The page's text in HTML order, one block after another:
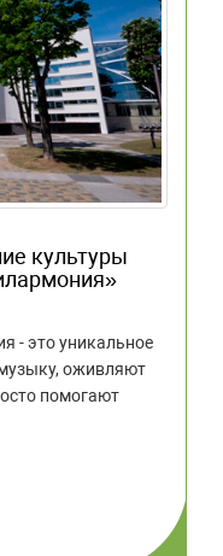
культуры
- это уникальное
оживляют
помогают